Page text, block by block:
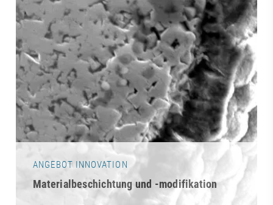
ANGEBOT INNOVATION
Materialbeschichtung und -modifikation